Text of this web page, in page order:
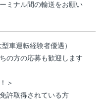
ミナル間の輸送をお願い
車運転経験者優遇）
の方の応募も歓迎します
＞
許取得されている方